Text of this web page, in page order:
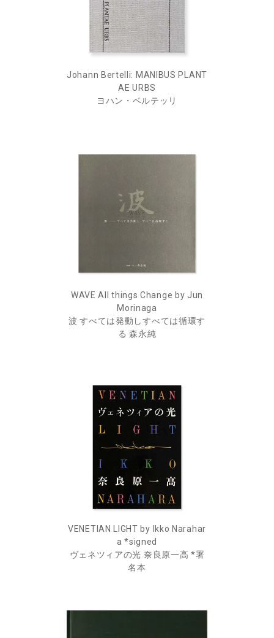
Johann Bertelli: MANIBUS PLANT
AE URBS
ヨハン・ベルテッリ
WAVE All things Change by Jun
Morinaga
波 すべては発動しすべては循環す
る 森永純
VENETIAN LIGHT by Ikko Narahar
a *signed
ヴェネツィアの光 奈良原一高 *署
名本